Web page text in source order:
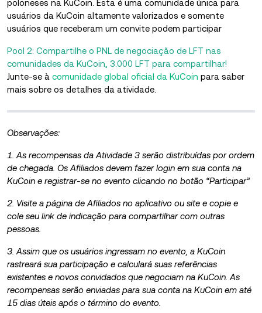
poloneses na KuCoin. Esta é uma comunidade única para
usuários da KuCoin altamente valorizados e somente
usuários que receberam um convite podem participar
Pool 2: Compartilhe o PNL de negociação de LFT nas
comunidades da KuCoin, 3.000 LFT para compartilhar!
Junte-se à comunidade global oficial da KuCoin para saber
mais sobre os detalhes da atividade.
Observações:
1. As recompensas da Atividade 3 serão distribuídas por ordem
de chegada. Os Afiliados devem fazer login em sua conta na
KuCoin e registrar-se no evento clicando no botão “Participar”
2. Visite a página de Afiliados no aplicativo ou site e copie e
cole seu link de indicação para compartilhar com outras
pessoas.
3. Assim que os usuários ingressam no evento, a KuCoin
rastreará sua participação e calculará suas referências
existentes e novos convidados que negociam na KuCoin. As
recompensas serão enviadas para sua conta na KuCoin em até
15 dias úteis após o término do evento.